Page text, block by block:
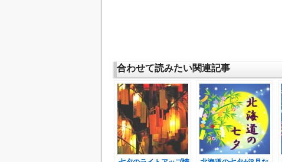
合わせて読みたい関連記事